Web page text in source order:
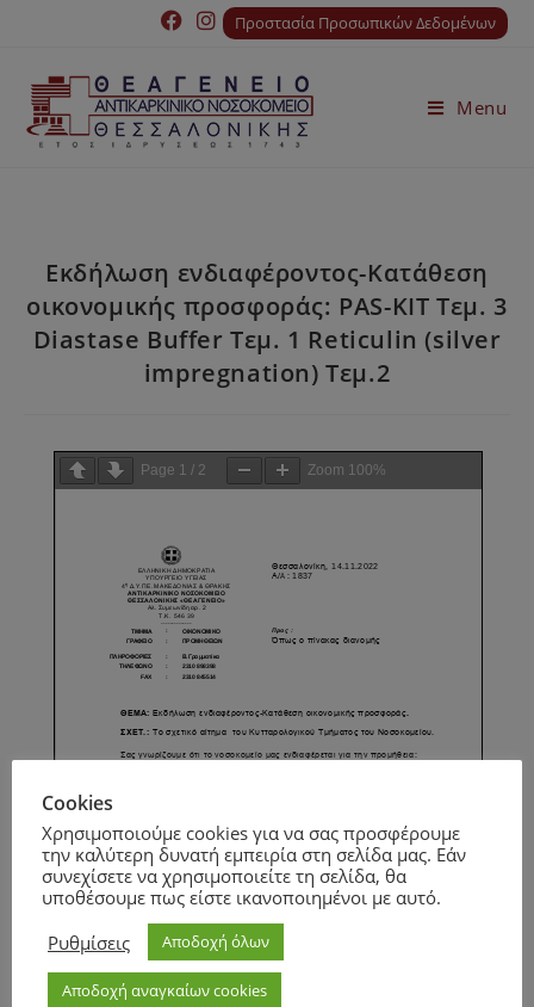
Προστασία Προσωπικών Δεδομένων
Menu
Εκδήλωση ενδιαφέροντος-Κατάθεση
οικονομικής προσφοράς: PAS-KIT Τεμ. 3
Diastase Buffer Τεμ. 1 Reticulin (silver
impregnation) Τεμ.2
Page 1 / 2 Zoom 100%
Cookies
Χρησιμοποιούμε cookies για να σας προσφέρουμε
την καλύτερη δυνατή εμπειρία στη σελίδα μας. Εάν
συνεχίσετε να χρησιμοποιείτε τη σελίδα, θα
υποθέσουμε πως είστε ικανοποιημένοι με αυτό.
Ρυθμίσεις
Αποδοχή όλων
Αποδοχή αναγκαίων cookies